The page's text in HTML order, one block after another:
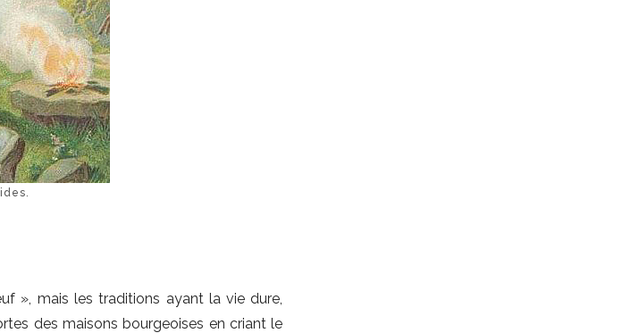
», mais les traditions ayant la vie dure,
des maisons bourgeoises en criant le